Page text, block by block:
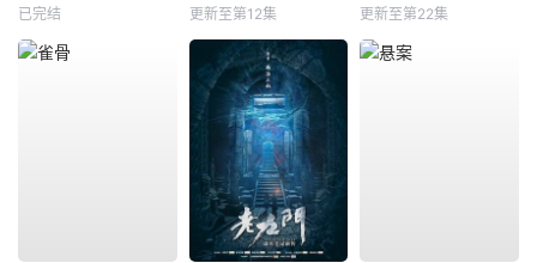
已完结 更新至第12集 更新至第22集